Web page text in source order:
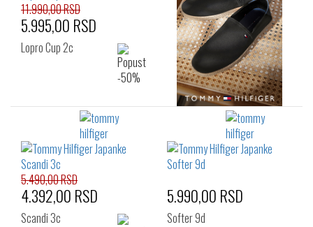
11.990,00 RSD
5.995,00 RSD
Lopro Cup 2c
5.490,00 RSD
4.392,00 RSD
Scandi 3c
5.990,00 RSD
Softer 9d